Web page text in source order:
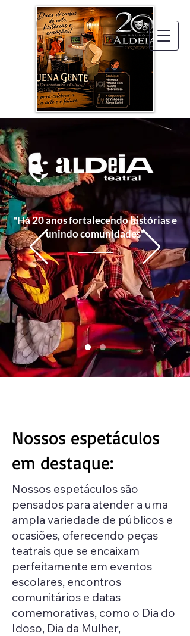
"Há 20 anos fortalecendo histórias e
unindo comunidades"
Nossos espetáculos
em destaque:
Nossos espetáculos são
pensados para atender a uma
ampla variedade de públicos e
ocasiões, oferecendo peças
teatrais que se encaixam
perfeitamente em eventos
escolares, encontros
comunitários e datas
comemorativas, como o Dia do
Idoso, Dia da Mulher,